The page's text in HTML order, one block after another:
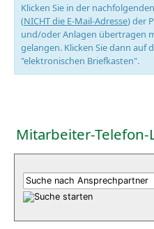
Klicken Sie in der
(NICHT die E-Mail-Adresse) der
und/oder Anlagen übertragen
gelangen. Klicken Sie dann auf
"elektronischen Briefkasten".
Mitarbeiter-Telefon-